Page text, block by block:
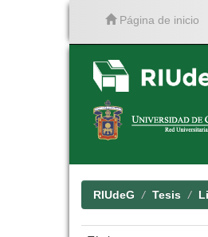
Página de inicio
RIUdeG Tesis